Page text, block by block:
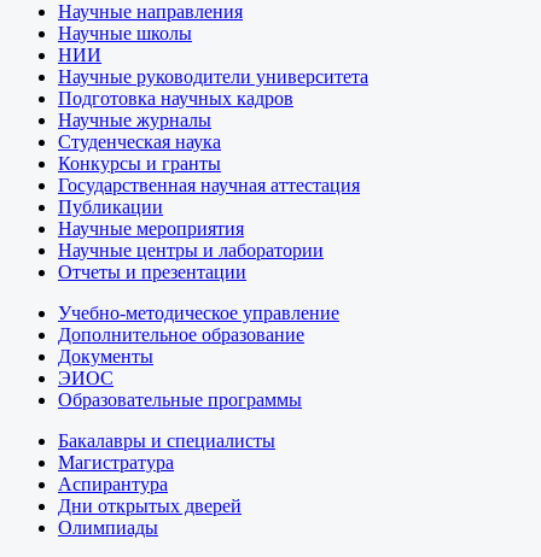
Научные направления
Научные школы
НИИ
Научные руководители университета
Подготовка научных кадров
Научные журналы
Студенческая наука
Конкурсы и гранты
Государственная научная аттестация
Публикации
Научные мероприятия
Научные центры и лаборатории
Отчеты и презентации
Учебно-методическое управление
Дополнительное образование
Документы
ЭИОС
Образовательные программы
Бакалавры и специалисты
Магистратура
Аспирантура
Дни открытых дверей
Олимпиады